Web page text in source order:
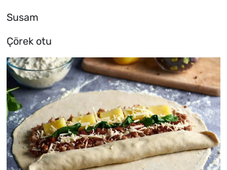
Susam
Çörek otu